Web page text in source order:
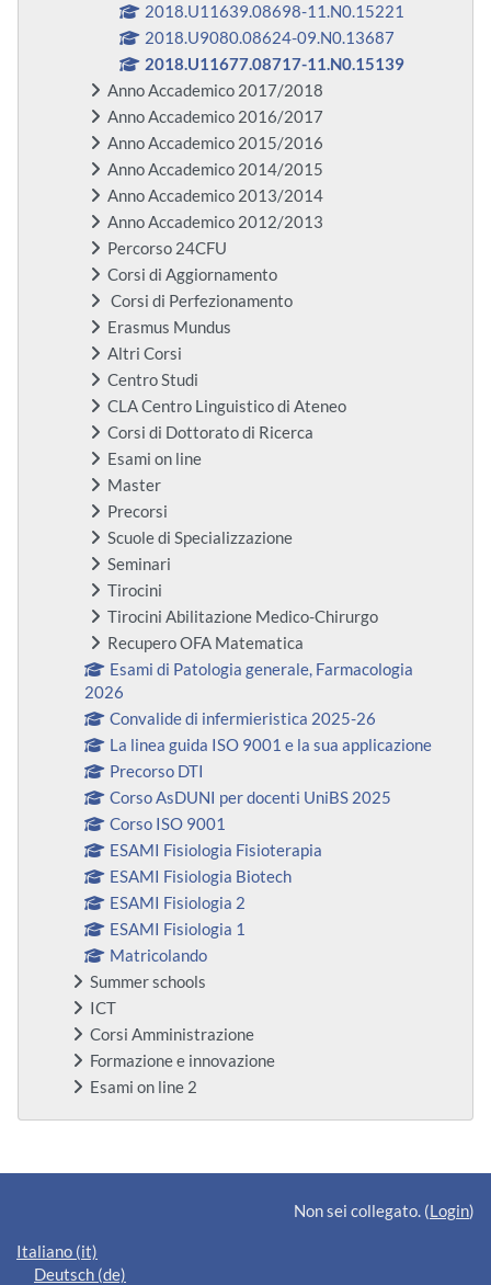
2018.U11639.08698-11.N0.15221
2018.U9080.08624-09.N0.13687
2018.U11677.08717-11.N0.15139
Anno Accademico 2017/2018
Anno Accademico 2016/2017
Anno Accademico 2015/2016
Anno Accademico 2014/2015
Anno Accademico 2013/2014
Anno Accademico 2012/2013
Percorso 24CFU
Corsi di Aggiornamento
Corsi di Perfezionamento
Erasmus Mundus
Altri Corsi
Centro Studi
CLA Centro Linguistico di Ateneo
Corsi di Dottorato di Ricerca
Esami on line
Master
Precorsi
Scuole di Specializzazione
Seminari
Tirocini
Tirocini Abilitazione Medico-Chirurgo
Recupero OFA Matematica
Esami di Patologia generale, Farmacologia
2026
Convalide di infermieristica 2025-26
La linea guida ISO 9001 e la sua applicazione
Precorso DTI
Corso AsDUNI per docenti UniBS 2025
Corso ISO 9001
ESAMI Fisiologia Fisioterapia
ESAMI Fisiologia Biotech
ESAMI Fisiologia 2
ESAMI Fisiologia 1
Matricolando
Summer schools
ICT
Corsi Amministrazione
Formazione e innovazione
Esami on line 2
Blocchi supplementari
Non sei collegato. (Login)
Italiano ‎(it)‎
Deutsch ‎(de)‎